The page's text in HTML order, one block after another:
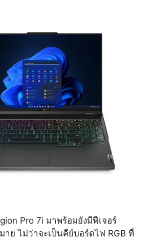
Pro 7i มาพร้อมยังมีฟีเจอร์
าย ไม่ว่าจะเป็นคีย์บอร์ดไฟ RGB ที่